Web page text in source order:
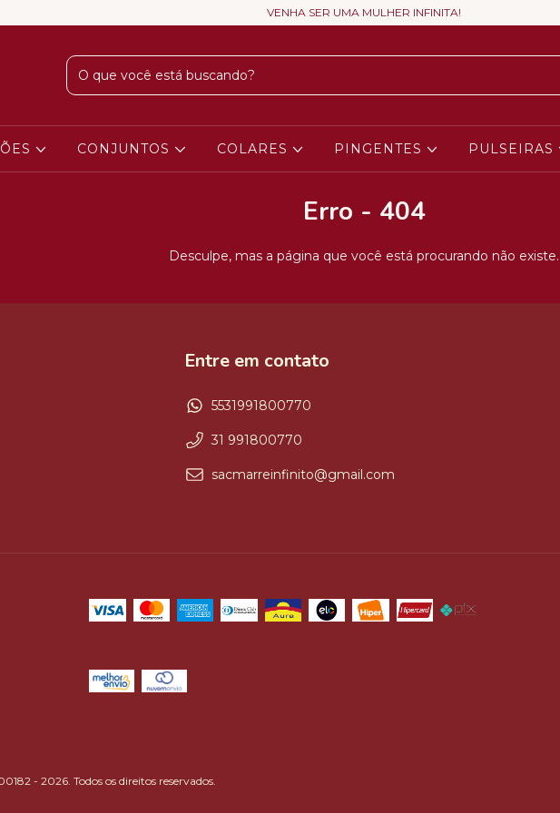
VENHA SER UMA MULHER INFINITA!
CONJUNTOS COLARES PINGENTES PULSEIRAS
Erro - 404
Desculpe, mas a página que você está procurando não existe.
Entre em contato
5531991800770
31 991800770
sacmarreinfinito@gmail.com
- 2026. Todos os direitos reservados.